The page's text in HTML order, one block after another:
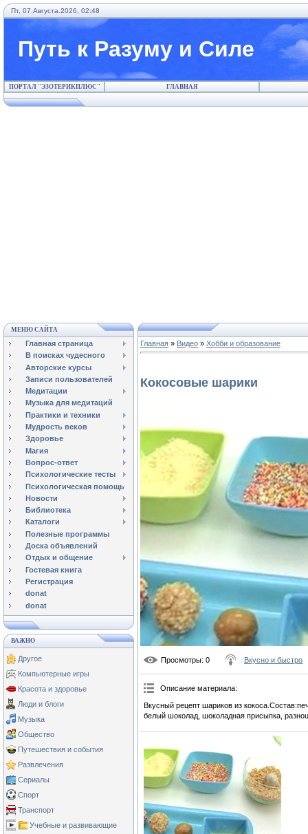
Пт, 07.Августа.2026, 02:48
Путь к Разуму и Силе
ПОРТАЛ "ЭЗОТЕРИКПЛЮС" ГЛАВНАЯ
МЕНЮ САЙТА
Главная страница
В поисках чудесного
Авторские курсы
Записи пользователей
Медитации
Музыка для медитаций
Практики и техники
Мудрость веков
Здоровье
Магия
Вопрос-ответ
Психологические тесты
Психологическая помощь
Новости
Библиотека
Каталоги
Полезные программы
Доска объявлений
Отдых и общение
Гостевая книга
Регистрация
donat
donat
ВАЖНО
Другое
Компьютерные игры
Красота и здоровье
Люди и блоги
Музыка
Общество
Путешествия и события
Развлечения
Сериалы
Спорт
Транспорт
Учебные и развивающие
Главная » Видео » Хобби и образование
Кокосовые шарики
Просмотры: 0 Вкусно и быстро
Описание материала:
Вкусный рецепт шариков из
белый шоколад, шоколадная присыпка,